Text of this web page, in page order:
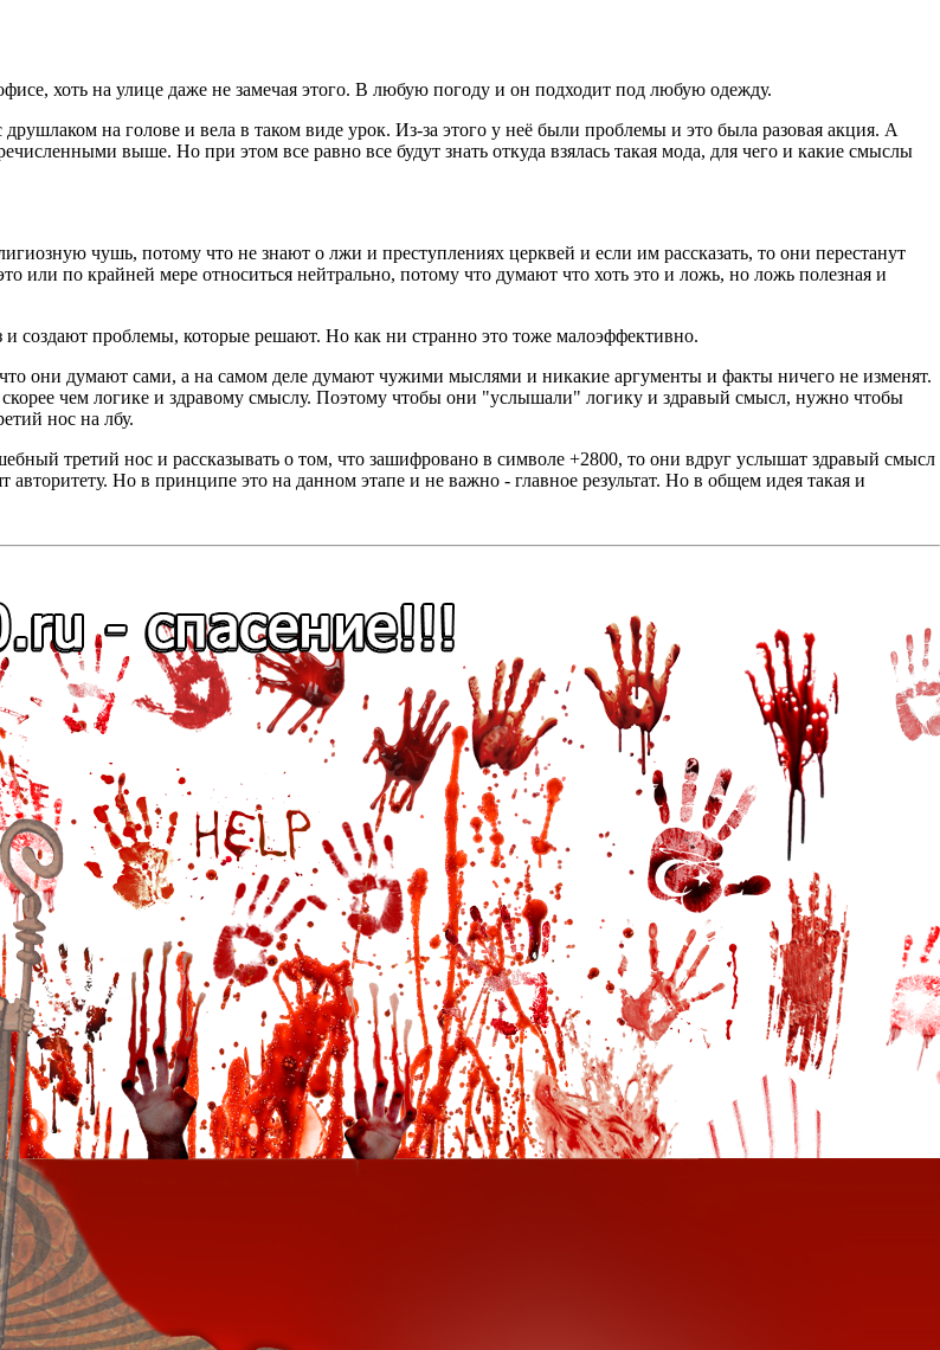
хоть на улице даже не замечая этого. В любую погоду и он подходит под любую одежду.
на голове и вела в таком виде урок. Из-за этого у неё были проблемы и это была разовая акция. А
выше. Но при этом все равно все будут знать откуда взялась такая мода, для чего и какие смыслы
чушь, потому что не знают о лжи и преступлениях церквей и если им рассказать, то они перестанут
или по крайней мере относиться нейтрально, потому что думают что хоть это и ложь, но ложь полезная и
создают проблемы, которые решают. Но как ни странно это тоже малоэффективно.
они думают сами, а на самом деле думают чужими мыслями и никакие аргументы и факты ничего не изменят.
скорее чем логике и здравому смыслу. Поэтому чтобы они "услышали" логику и здравый смысл, нужно чтобы
нос на лбу.
третий нос и рассказывать о том, что зашифровано в символе +2800, то они вдруг услышат здравый смысл
Но в принципе это на данном этапе и не важно - главное результат. Но в общем идея такая и